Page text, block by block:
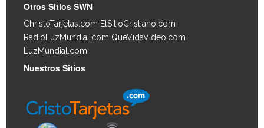
Otros Sitios SWN
ChristoTarjetas.com ElSitioCristiano.com
RadioLuzMundial.com QueVidaVideo.com
LuzMundial.com
Nuestros Sitios